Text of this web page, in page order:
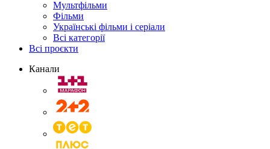
Мультфільми
Фільми
Українські фільми і серіали
Всі категорії
Всі проєкти
Канали